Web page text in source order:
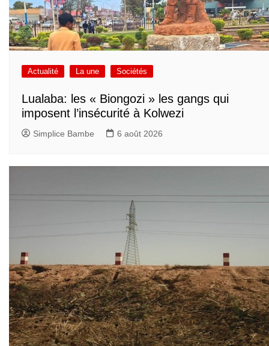
Actualité La une Sociétés
Lualaba: les « Biongozi » les gangs qui
imposent l’insécurité à Kolwezi
Simplice Bambe 6 août 2026